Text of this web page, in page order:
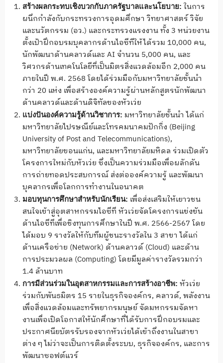
สร้างผลกระทบเชิงบวกกับภาครัฐบาลและนโยบาย: ในการ
ผนึกกำลังกับกระทรวงการอุดมศึกษา วิทยาศาสตร์ วิจัย
และนวัตกรรม (อว.) และกระทรวงแรงงาน ทั้ง 3 หน่วยงาน
ตั้งเป้าฝึกอบรมบุคลากรด้านไอซีทีให้ได้รวม 10,000 คน,
นักพัฒนาด้านคลาวด์และ AI จำนวน 5,000 คน, และ
วิศวกรด้านเทคโนโลยีที่เป็นมิตรสิ่งแวดล้อมอีก 2,000 คน
ภายในปี พ.ศ. 2568 โดยได้ร่วมมือกับมหาวิทยาลัยชั้นนำ
กว่า 20 แห่ง เพื่อสร้างองค์ความรู้ผ่านหลักสูตรนักพัฒนา
ด้านคลาวด์และด้านดิจิทัลของหัวเว่ย
แบ่งปันองค์ความรู้ด้านวิชาการ: มหาวิทยาลัยชั้นนำ ได้แก่
มหาวิทยาลัยไปรษณีย์และโทรคมนาคมปักกิ่ง (Beijing
University of Post and Telecommunications),
มหาวิทยาลัยขอนแก่น, และมหาวิทยาลัยมหิดล ร่วมเปิดตัว
โครงการใหม่กับหัวเว่ย ซึ่งเป็นความร่วมมือเพื่อผลักดัน
การถ่ายทอดประสบการณ์ ส่งต่อองค์ความรู้ และพัฒนา
บุคลากรเพื่อโลกการทำงานในอนาคต
มอบทุนการศึกษาสำหรับนักเรียน: เพื่อส่งเสริมให้เยาวชน
สนใจเข้าสู่อุตสาหกรรมไอซีที หัวเว่ยจัดโครงการแข่งขัน
ด้านไอซีทีเพื่อชิงทุนการศึกษาในปี พ.ศ. 2566-2567 โดย
ได้มอบ 9 รางวัลให้กับทีมผู้ชนะรางวัลใน 3 สาขา ได้แก่
ด้านเครือข่าย (Network) ด้านคลาวด์ (Cloud) และด้าน
การประมวลผล (Computing) โดยมีมูลค่ารางวัลรวมกว่า
1.4 ล้านบาท
การมีส่วนร่วมในอุตสาหกรรมและการสร้างอาชีพ: หัวเว่ย
ร่วมกับพันธมิตร 15 รายในธุรกิจองค์กร, คลาวด์, พลังงาน
เพื่อสิ่งแวดล้อมและทรัพยากรมนุษย์ จัดมหกรรมจัดหา
งานเพื่อเปิดโอกาสให้นักศึกษาที่ได้รับการฝึกอบรมและ
ประกาศนียบัตรรับรองจากหัวเว่ยได้เข้าถึงงานในสาขา
ต่าง ๆ ไม่ว่าจะเป็นการติดตั้งระบบ, ธุรกิจองค์กร, และการ
พัฒนาซอฟต์แวร์